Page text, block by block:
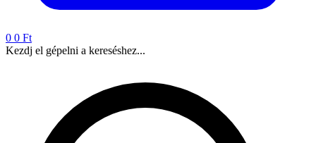
0 0 Ft
Kezdj el gépelni a kereséshez...